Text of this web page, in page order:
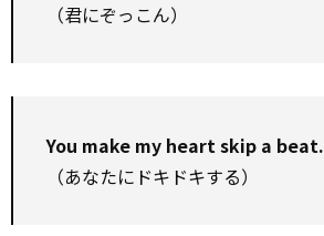
（君にぞっこん）
You make my heart skip a beat.
（あなたにドキドキする）